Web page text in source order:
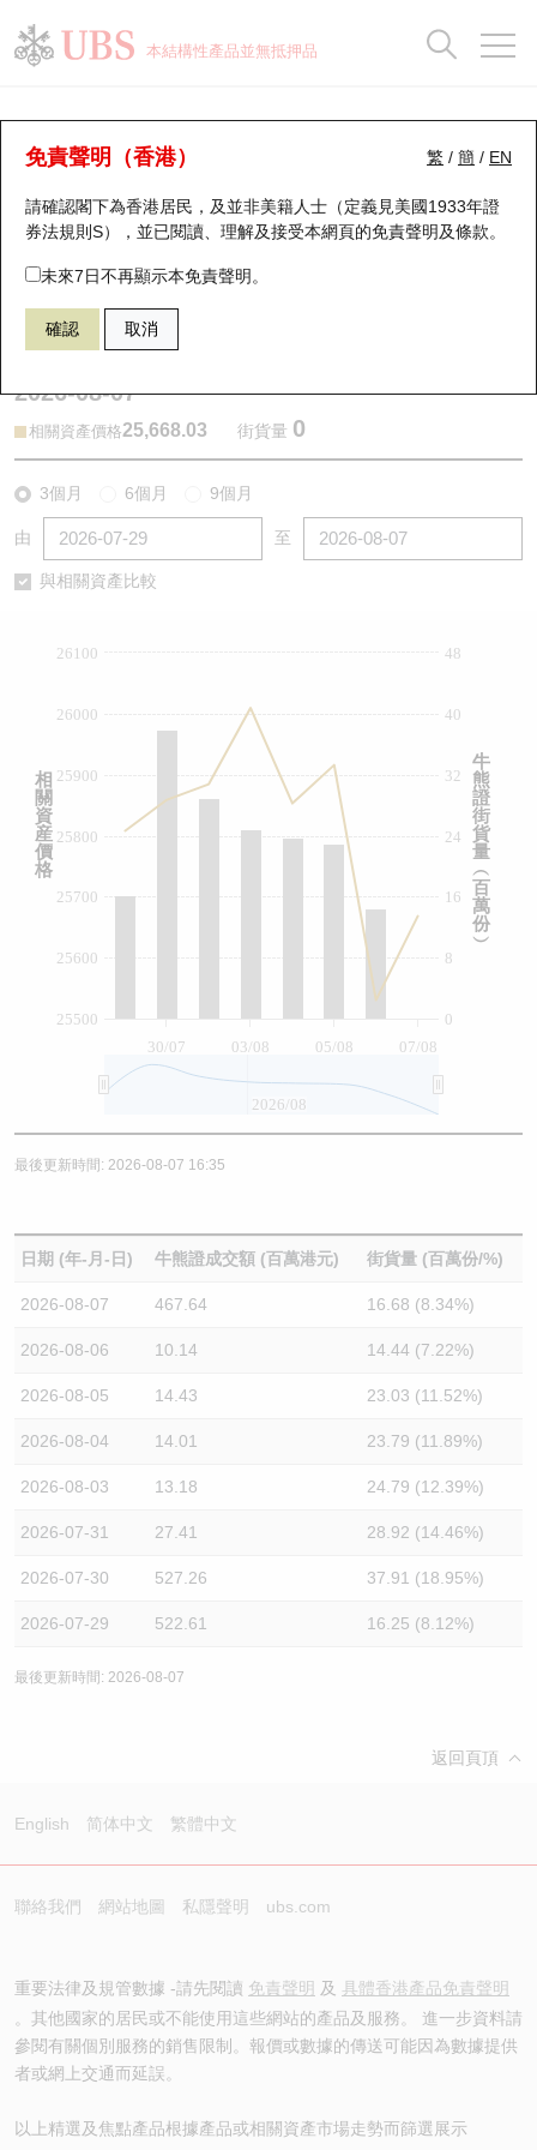
本結構性產品並無抵押品
繁 / 簡 / EN
免責聲明（香港）
請確認閣下為香港居民，及並非美籍人士（定義見美國1933年證
券法規則S），並已閱讀、理解及接受本網頁的免責聲明及條款。
未來7日不再顯示本免責聲明。
確認 取消
牛熊證分析儀
表現 街貨統計 比較
67438 瑞銀牛證 HSI 恒生指數
2026-08-07
相關資產價格25,668.03 街貨量 0
3個月 6個月 9個月
由 至
與相關資產比較
30/07 03/08 05/08 07/08
0
8
16
24
32
40
48
25500
25600
25700
25800
25900
26000
26100
2026/08
牛
熊
證
街
貨
量
︵
百
萬
份
︶
相
關
資
産
價
格
最後更新時間: 2026-08-07 16:35
日期 (年-月-日) 牛熊證成交額 (百萬港元) 街貨量 (百萬份/%)
2026-08-07 467.64 16.68 (8.34%)
2026-08-06 10.14 14.44 (7.22%)
2026-08-05 14.43 23.03 (11.52%)
2026-08-04 14.01 23.79 (11.89%)
2026-08-03 13.18 24.79 (12.39%)
2026-07-31 27.41 28.92 (14.46%)
2026-07-30 527.26 37.91 (18.95%)
2026-07-29 522.61 16.25 (8.12%)
最後更新時間: 2026-08-07
返回頁頂
English 简体中文 繁體中文
聯絡我們 網站地圖 私隱聲明 ubs.com
重要法律及規管數據 -請先閱讀 免責聲明 及 具體香港產品免責聲明
。其他國家的居民或不能使用這些網站的產品及服務。 進一步資料請
參閱有關個別服務的銷售限制。報價或數據的傳送可能因為數據提供
者或網上交通而延誤。
以上精選及焦點產品根據產品或相關資產市場走勢而篩選展示
瑞銀認股證一覽
新發行瑞銀認股證
即將到期認股證
認股證到期結算價查詢
認股證分析儀
認股證/牛熊證日誌
街貨統計
比較
牛熊全景快搜
牛熊證搜尋
牛熊證街貨分佈圖
正股牛熊證列表
新發行瑞銀牛熊證
牛熊證到期結算價查詢
牛熊證文件及公告 (瑞信)
街貨統計
比較
十大升幅/跌幅
十大認股證成交分佈
十天股證佔大市成交
資金流
街貨統計
正股分析儀
二十大活躍股份
恒指成份股
國指成份股
科指成份股
中資ETFs溢價比較
收市競價變化
持股比重
顯示所有持股比重
每月輪證大市專題
輪證專欄
講座及教育短片
認股證投資者教育
牛熊證投資者教育